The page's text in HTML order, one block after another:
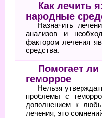
Как лечить
народные
Назначить
анализов и
фактором лечения
средства.
Помогает
геморрое
Нельзя
проблемы с
дополнением к
лечения, это